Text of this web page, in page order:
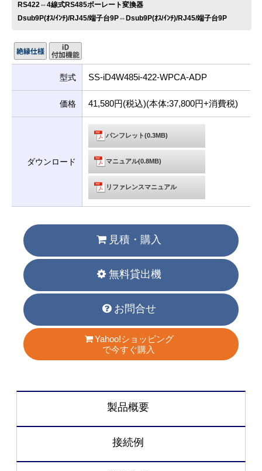
RS422⇔4線式RS485ボーレート変換器
Dsub9P(ｵｽ/ｲﾝﾁ)/RJ45/端子台9P⇔Dsub9P(ｵｽ/ｲﾝﾁ)/RJ45/端子台9P
型式 SS-iD4W485i-422-WPCA-ADP
価格 41,580円(税込)(本体:37,800円+消費税)
ダウンロード
パンフレット(0.3MB)
マニュアル(0.8MB)
リファレンスマニュアル
見積・購入
無料貸出機
お問合せ
Yahoo!ショッピング
で今すぐ購入
製品概要
接続例